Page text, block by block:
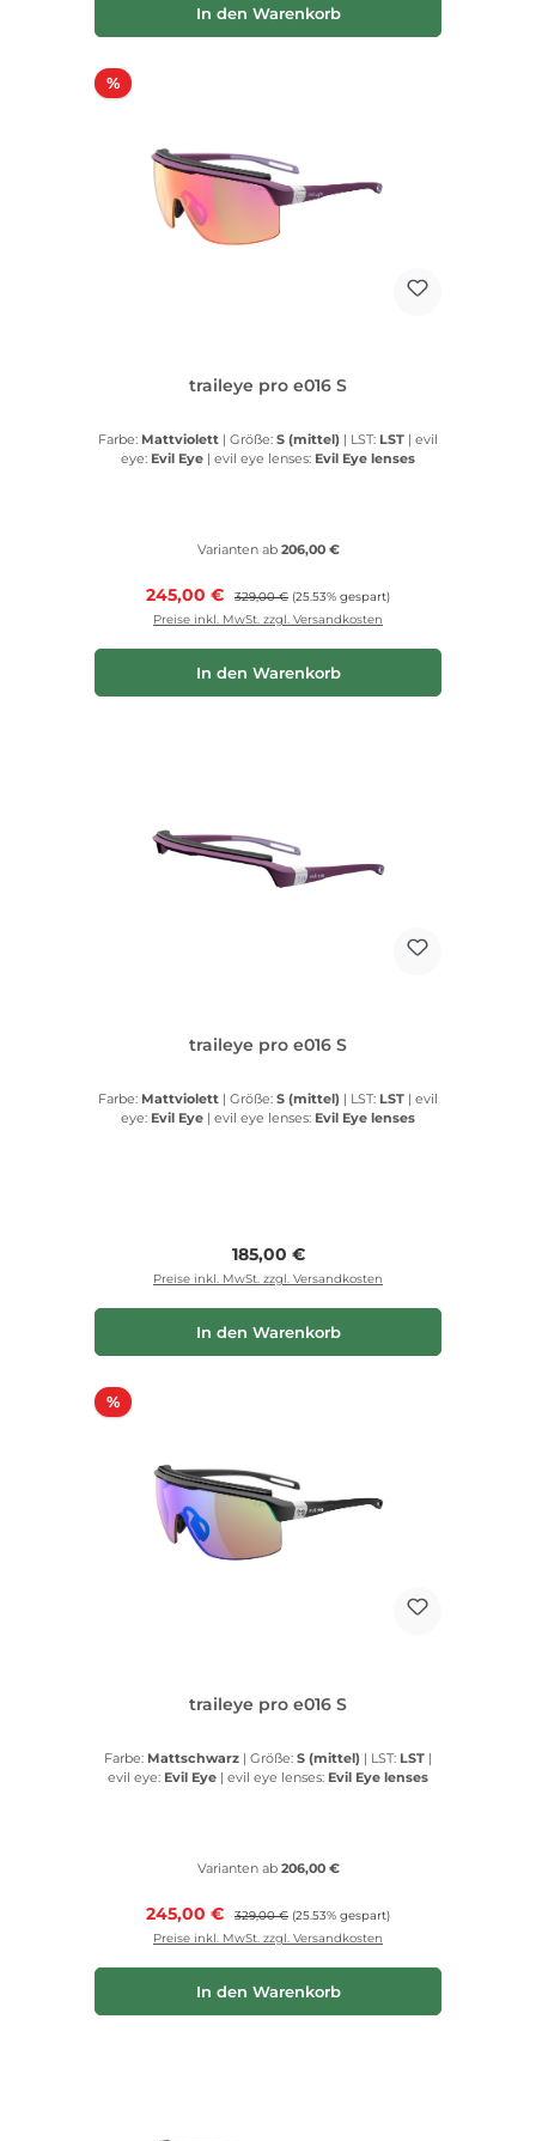
In den Warenkorb
%Rabatt
traileye pro e016 S
Farbe: Mattviolett | Größe: S (mittel) | LST: LST |
eye: Evil Eye | evil eye lenses: Evil Eye lenses
Varianten ab206,00 €
Verkaufspreis:
245,00 € Regulärer Preis:
329,00 € (25.53% gespart)
Preise inkl. MwSt. zzgl. Versandkosten
In den Warenkorb
traileye pro e016 S
Farbe: Mattviolett | Größe: S (mittel) | LST: LST |
eye: Evil Eye | evil eye lenses: Evil Eye lenses
Regulärer Preis:
185,00 €
Preise inkl. MwSt. zzgl. Versandkosten
In den Warenkorb
%Rabatt
traileye pro e016 S
Farbe: Mattschwarz | Größe: S (mittel) | LST: LST |
evil eye: Evil Eye | evil eye lenses: Evil Eye lenses
Varianten ab206,00 €
Verkaufspreis:
245,00 € Regulärer Preis:
329,00 € (25.53% gespart)
Preise inkl. MwSt. zzgl. Versandkosten
In den Warenkorb